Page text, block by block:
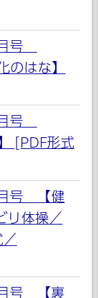
号
のはな】
号
[PDF形式
号 【健
リ体操／
号 【裏